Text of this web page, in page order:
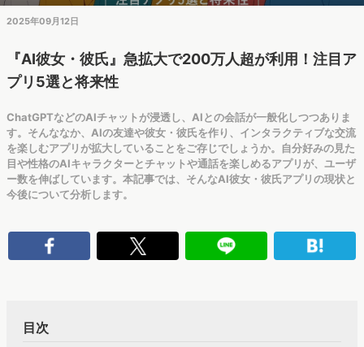
2025年09月12日
『AI彼女・彼氏』急拡大で200万人超が利用！注目ア
プリ5選と将来性
ChatGPTなどのAIチャットが浸透し、AIとの会話が一般化しつつありま
す。そんななか、AIの友達や彼女・彼氏を作り、インタラクティブな交流
を楽しむアプリが拡大していることをご存じでしょうか。自分好みの見た
目や性格のAIキャラクターとチャットや通話を楽しめるアプリが、ユーザ
ー数を伸ばしています。本記事では、そんなAI彼女・彼氏アプリの現状と
今後について分析します。
目次